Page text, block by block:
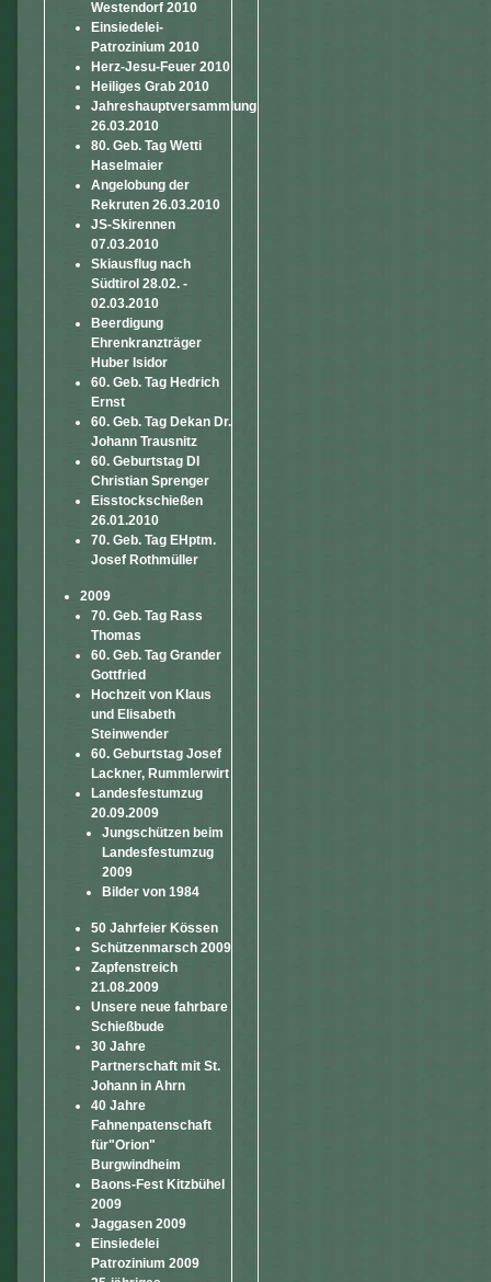
Westendorf 2010
Einsiedelei-
Patrozinium 2010
Herz-Jesu-Feuer 2010
Heiliges Grab 2010
Jahreshauptversammlung
26.03.2010
80. Geb. Tag Wetti
Haselmaier
Angelobung der
Rekruten 26.03.2010
JS-Skirennen
07.03.2010
Skiausflug nach
Südtirol 28.02. -
02.03.2010
Beerdigung
Ehrenkranzträger
Huber Isidor
60. Geb. Tag Hedrich
Ernst
60. Geb. Tag Dekan Dr.
Johann Trausnitz
60. Geburtstag DI
Christian Sprenger
Eisstockschießen
26.01.2010
70. Geb. Tag EHptm.
Josef Rothmüller
2009
70. Geb. Tag Rass
Thomas
60. Geb. Tag Grander
Gottfried
Hochzeit von Klaus
und Elisabeth
Steinwender
60. Geburtstag Josef
Lackner, Rummlerwirt
Landesfestumzug
20.09.2009
Jungschützen beim
Landesfestumzug
2009
Bilder von 1984
50 Jahrfeier Kössen
Schützenmarsch 2009
Zapfenstreich
21.08.2009
Unsere neue fahrbare
Schießbude
30 Jahre
Partnerschaft mit St.
Johann in Ahrn
40 Jahre
Fahnenpatenschaft
für"Orion"
Burgwindheim
Baons-Fest Kitzbühel
2009
Jaggasen 2009
Einsiedelei
Patrozinium 2009